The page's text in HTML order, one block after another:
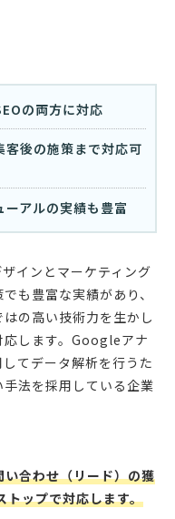
の両方に対応
後の施策まで対応可
アルの実績も豊富
インとマーケティング
も豊富な実績があり、
の高い技術力を生かし
応します。Googleアナ
てデータ解析を行うた
法を採用している企業
合わせ（リード）の獲
トップで対応します。